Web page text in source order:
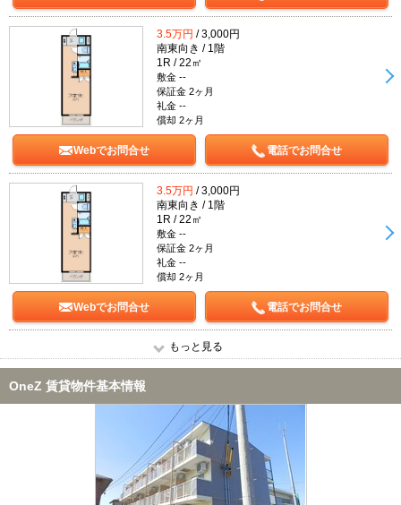
3.5万円 / 3,000円
南東向き / 1階
1R / 22㎡
敷金 --
保証金 2ヶ月
礼金 --
償却 2ヶ月
Webでお問合せ 電話でお問合せ
3.5万円 / 3,000円
南東向き / 1階
1R / 22㎡
敷金 --
保証金 2ヶ月
礼金 --
償却 2ヶ月
Webでお問合せ 電話でお問合せ
もっと見る
OneZ 賃貸物件基本情報